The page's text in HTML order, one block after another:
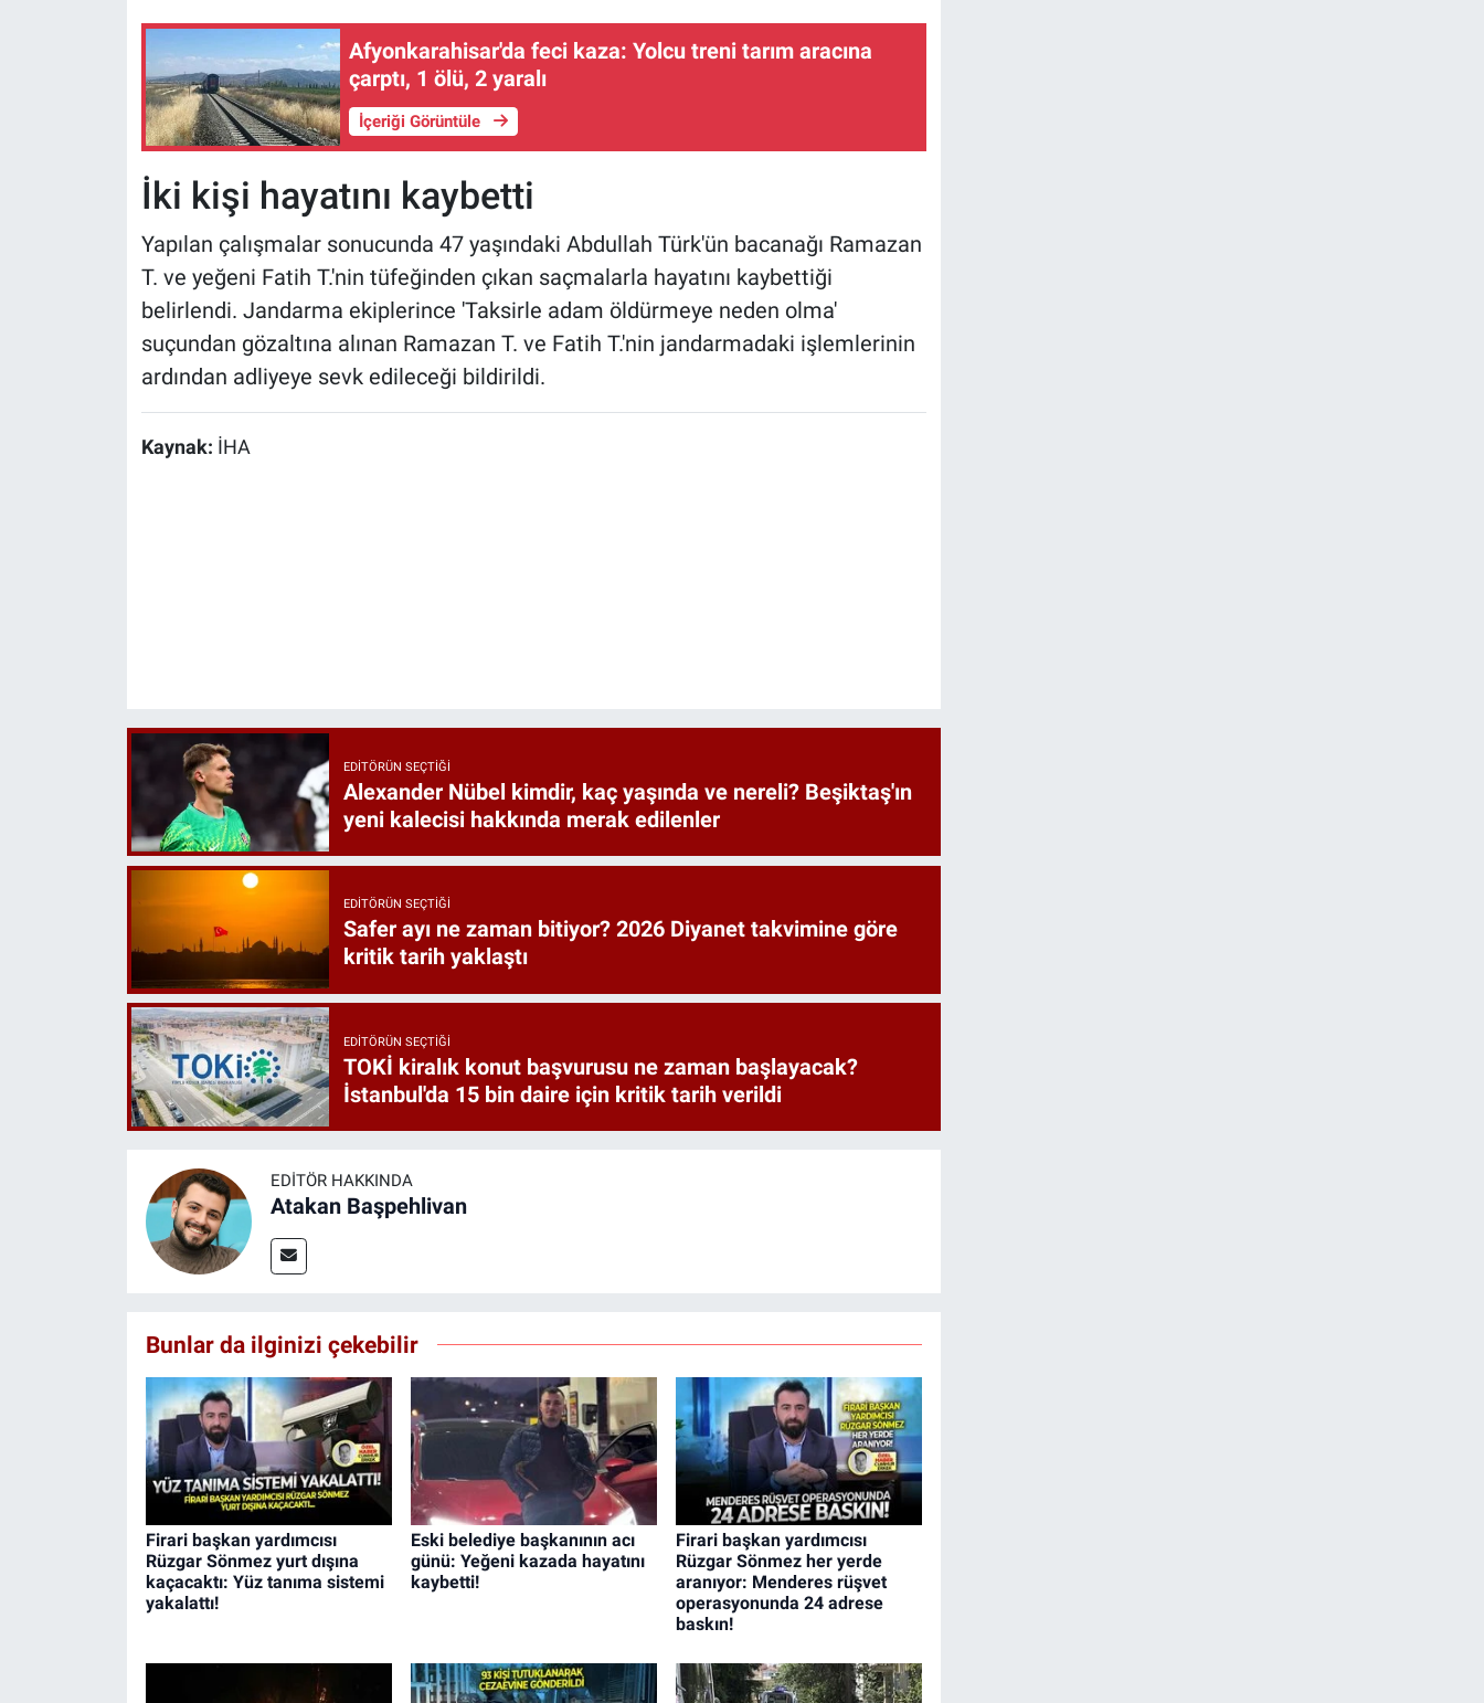
Afyonkarahisar'da feci kaza: Yolcu treni tarım aracına
çarptı, 1 ölü, 2 yaralı
İçeriği Görüntüle
İki kişi hayatını kaybetti
Yapılan çalışmalar sonucunda 47 yaşındaki Abdullah Türk'ün bacanağı Ramazan
T. ve yeğeni Fatih T.'nin tüfeğinden çıkan saçmalarla hayatını kaybettiği
belirlendi. Jandarma ekiplerince 'Taksirle adam öldürmeye neden olma'
suçundan gözaltına alınan Ramazan T. ve Fatih T.'nin jandarmadaki işlemlerinin
ardından adliyeye sevk edileceği bildirildi.
Kaynak: İHA
EDITÖRÜN SEÇTIĞI
Alexander Nübel kimdir, kaç yaşında ve nereli? Beşiktaş'ın
yeni kalecisi hakkında merak edilenler
EDITÖRÜN SEÇTIĞI
Safer ayı ne zaman bitiyor? 2026 Diyanet takvimine göre
kritik tarih yaklaştı
EDITÖRÜN SEÇTIĞI
TOKİ kiralık konut başvurusu ne zaman başlayacak?
İstanbul'da 15 bin daire için kritik tarih verildi
EDITÖR HAKKINDA
Atakan Başpehlivan
Bunlar da ilginizi çekebilir
Firari başkan yardımcısı
Rüzgar Sönmez yurt dışına
kaçacaktı: Yüz tanıma sistemi
yakalattı!
Eski belediye başkanının acı
günü: Yeğeni kazada hayatını
kaybetti!
Firari başkan yardımcısı
Rüzgar Sönmez her yerde
aranıyor: Menderes rüşvet
operasyonunda 24 adrese
baskın!